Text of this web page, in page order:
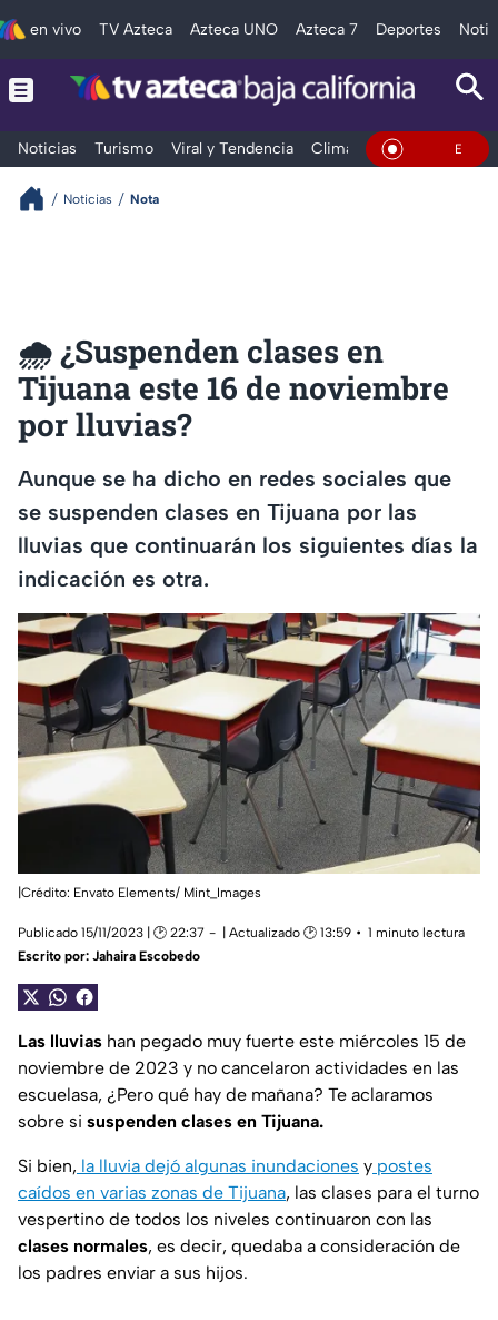
en vivo TV Azteca Azteca UNO Azteca 7 Deportes
Noticias Turismo Viral y Tendencia Clima Deportes En Vivo
Noticias Nota
🌧️ ¿Suspenden clases en
Tijuana este 16 de noviembre
por lluvias?
Aunque se ha dicho en redes sociales que
se suspenden clases en Tijuana por las
lluvias que continuarán los siguientes días la
indicación es otra.
|Crédito: Envato Elements/ Mint_Images
Publicado 15/11/2023 | 🕑 22:37 | Actualizado 🕑 13:59
1 minuto lectura
Escrito por: Jahaira Escobedo
Las lluvias han pegado muy fuerte este miércoles 15 de
noviembre de 2023 y no cancelaron actividades en las
escuelasa, ¿Pero qué hay de mañana? Te aclaramos
sobre si suspenden clases en Tijuana.
Si bien, la lluvia dejó algunas inundaciones y postes
caídos en varias zonas de Tijuana, las clases para el turno
vespertino de todos los niveles continuaron con las
clases normales, es decir, quedaba a consideración de
los padres enviar a sus hijos.